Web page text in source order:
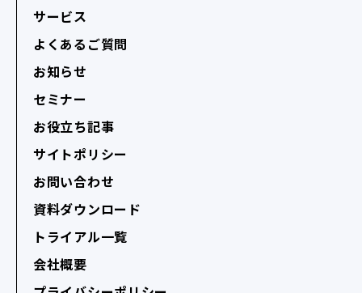
サービス
よくあるご質問
お知らせ
セミナー
お役立ち記事
サイトポリシー
お問い合わせ
資料ダウンロード
トライアル一覧
会社概要